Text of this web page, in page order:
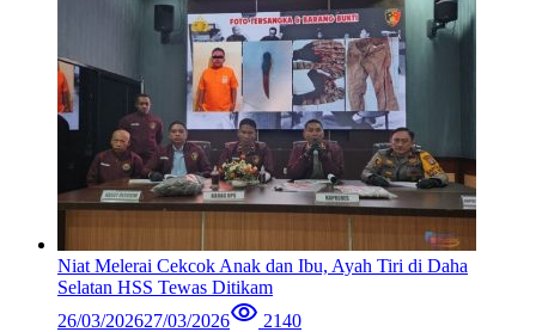
Niat Melerai Cekcok Anak dan Ibu, Ayah Tiri di Daha
Selatan HSS Tewas Ditikam
26/03/202627/03/2026 2140